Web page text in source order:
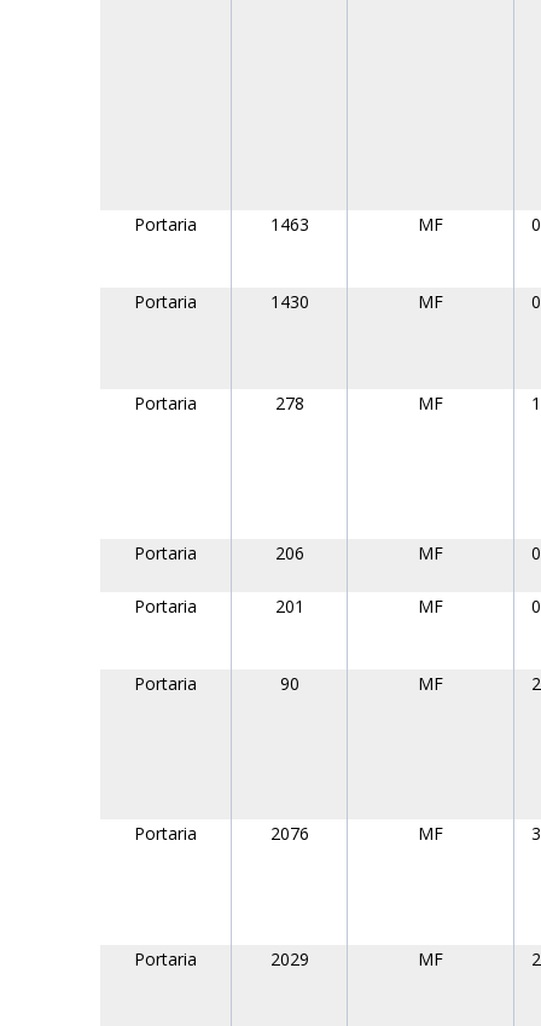
Portaria 1463 MF
Portaria 1430 MF
Portaria 278 MF
Portaria 206 MF
Portaria 201 MF
Portaria 90 MF
Portaria 2076 MF
Portaria 2029 MF